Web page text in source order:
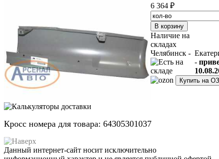
6 364 ₽
Наличие на
складах
Челябинск -
-
Купить на
Кросс номера для товара: 64305301037
Данный интернет-сайт носит исключительно